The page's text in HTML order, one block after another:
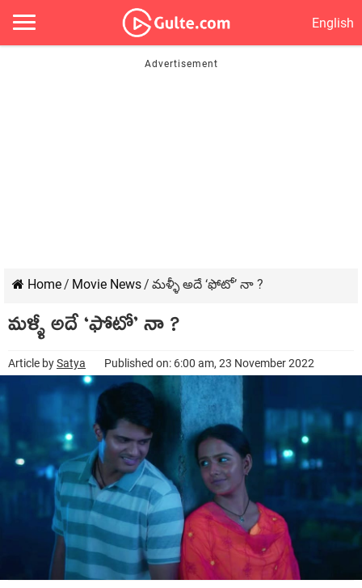
English
Home/ Movie News/ మళ్ళీ అదే ‘ఫోటో’ నా ?
మళ్ళీ అదే ‘ఫోటో’ నా ?
Article bySatya Published on: 6:00 am, 23 November 2022